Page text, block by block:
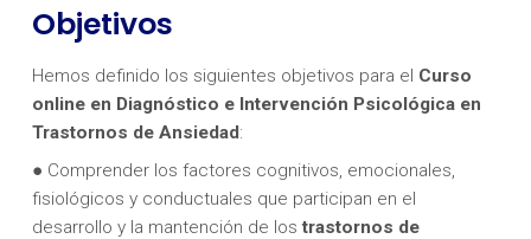
Objetivos
Hemos definido los siguientes objetivos para el Curso
online en Diagnóstico e Intervención Psicológica en
Trastornos de Ansiedad:
● Comprender los factores cognitivos, emocionales,
fisiológicos y conductuales que participan en el
desarrollo y la mantención de los trastornos de